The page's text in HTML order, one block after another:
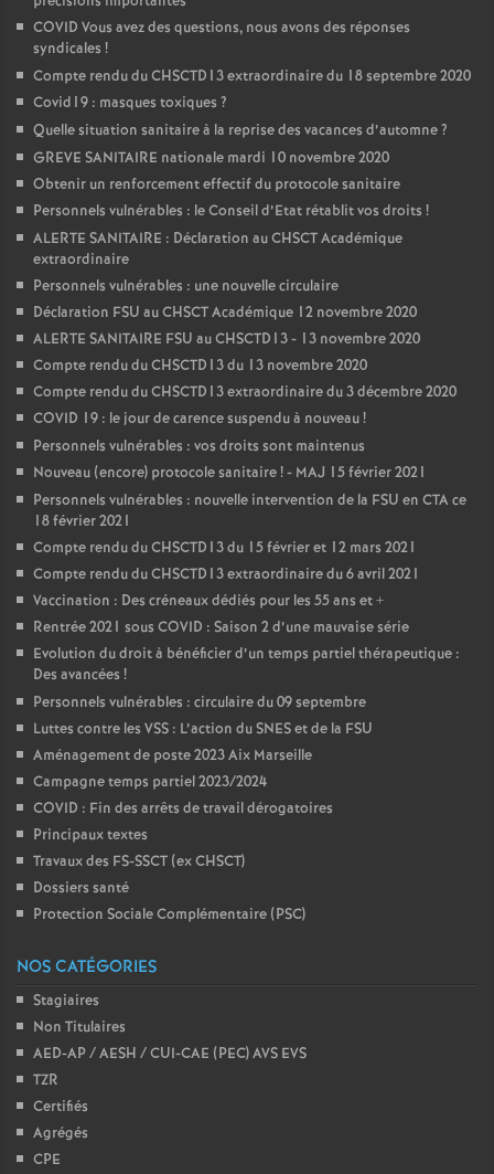
COVID Vous avez des questions, nous avons des réponses
syndicales !
Compte rendu du CHSCTD13 extraordinaire du 18 septembre 2020
Covid19 : masques toxiques ?
Quelle situation sanitaire à la reprise des vacances d’automne?
GREVE SANITAIRE nationale mardi 10 novembre 2020
Obtenir un renforcement effectif du protocole sanitaire
Personnels vulnérables : le Conseil d’Etat rétablit vos droits !
ALERTE SANITAIRE : Déclaration au CHSCT Académique
extraordinaire
Personnels vulnérables : une nouvelle circulaire
Déclaration FSU au CHSCT Académique 12 novembre 2020
ALERTE SANITAIRE FSU au CHSCTD13 - 13 novembre 2020
Compte rendu du CHSCTD13 du 13 novembre 2020
Compte rendu du CHSCTD13 extraordinaire du 3 décembre 2020
COVID 19 : le jour de carence suspendu à nouveau!
Personnels vulnérables : vos droits sont maintenus
Nouveau (encore) protocole sanitaire! - MAJ 15 février 2021
Personnels vulnérables : nouvelle intervention de la FSU en CTA ce
18 février 2021
Compte rendu du CHSCTD13 du 15 février et 12 mars 2021
Compte rendu du CHSCTD13 extraordinaire du 6 avril 2021
Vaccination : Des créneaux dédiés pour les 55 ans et +
Rentrée 2021 sous COVID : Saison 2 d’une mauvaise série
Evolution du droit à bénéficier d’un temps partiel thérapeutique :
Des avancées !
Personnels vulnérables : circulaire du 09 septembre
Luttes contre les VSS : L’action du SNES et de la FSU
Aménagement de poste 2023 Aix Marseille
Campagne temps partiel 2023/2024
COVID : Fin des arrêts de travail dérogatoires
Principaux textes
Travaux des FS-SSCT (ex CHSCT)
Dossiers santé
Protection Sociale Complémentaire (PSC)
NOS CATÉGORIES
Stagiaires
Non Titulaires
AED-AP / AESH / CUI-CAE (PEC) AVS EVS
TZR
Certifiés
Agrégés
CPE